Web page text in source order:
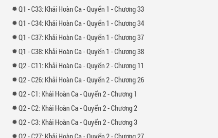
1 - 33: Khải Hoàn Ca - Quyển 1 - Chương 33
1 - 34: Khải Hoàn Ca - Quyển 1 - Chương 34
1 - 37: Khải Hoàn Ca - Quyển 1 - Chương 37
1 - 38: Khải Hoàn Ca - Quyển 1 - Chương 38
2 - 11: Khải Hoàn Ca - Quyển 2 - Chương 11
2 - 26: Khải Hoàn Ca - Quyển 2 - Chương 26
2 - 1: Khải Hoàn Ca - Quyển 2 - Chương 1
2 - 2: Khải Hoàn Ca - Quyển 2 - Chương 2
2 - 3: Khải Hoàn Ca - Quyển 2 - Chương 3
2 - 27: Khải Hoàn Ca - Quyển 2 - Chương 27